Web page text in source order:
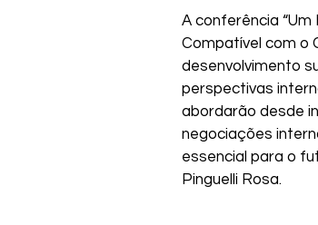
A conferência
Compatível com o
desenvolvimento
perspectivas
abordarão desde
negociações
essencial para o
Pinguelli Rosa.